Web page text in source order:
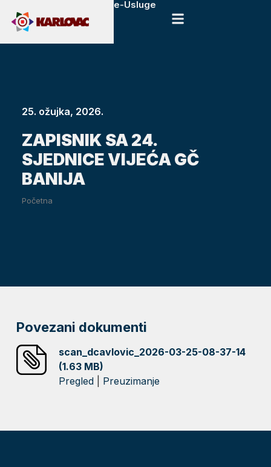
e-Usluge
25. ožujka, 2026.
ZAPISNIK SA 24.
SJEDNICE VIJEĆA GČ
BANIJA
Početna
Povezani dokumenti
scan_dcavlovic_2026-03-25-08-37-14
(1.63 MB)
Pregled
Preuzimanje